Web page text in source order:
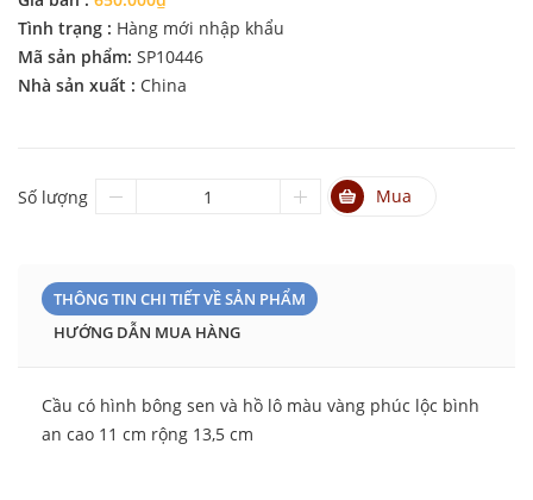
Tình trạng : Hàng mới nhập khẩu
Mã sản phẩm: SP10446
Nhà sản xuất : China
Số lượng Mua
THÔNG TIN CHI TIẾT VỀ SẢN PHẨM
HƯỚNG DẪN MUA HÀNG
Cầu có hình bông sen và hồ lô màu vàng phúc lộc bình
an cao 11 cm rộng 13,5 cm